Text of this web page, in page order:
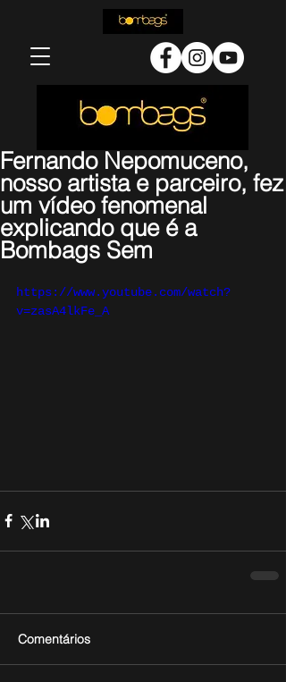
Fernando Nepomuceno,
nosso artista e parceiro, fez
um vídeo fenomenal
explicando que é a
Bombags Sem
https://www.youtube.com/watch?
v=zasA4lkFe_A
Comentários